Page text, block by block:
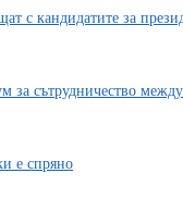
с кандидатите за
сътрудничество между
е спряно